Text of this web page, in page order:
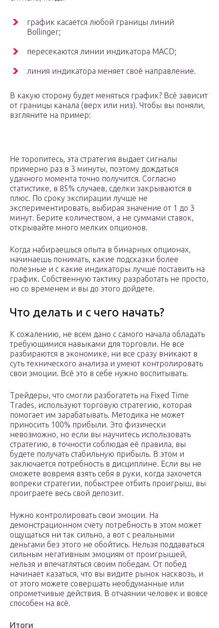
график касается любой границы линий
Bollinger;
пересекаются линии индикатора MACD;
линия индикатора меняет своё направление.
В какую сторону будет меняться график? Всё зависит
от границы канала (верх или низ). Чтобы вы поняли,
взгляните на пример:
Не торопитесь, эта стратегия выдает сигналы
примерно раз в 3 минуты, поэтому дождаться
удачного момента точно получится. Согласно
статистике, в 85% случаев, сделки закрываются в
плюс. По сроку экспирации лучше не
экспериментировать, выбирая значение от 1 до 3
минут. Берите количеством, а не суммами ставок,
открывайте много мелких опционов.
Когда набираешься опыта в бинарных опционах,
начинаешь понимать, какие подсказки более
полезные и с какие индикаторы лучше поставить на
график. Собственную тактику разработать не просто,
но со временем и вы до этого дойдете.
Что делать и с чего начать?
К сожалению, не всем дано с самого начала обладать
требующимися навыками для торговли. Не все
разбираются в экономике, ни все сразу вникают в
суть технического анализа и умеют контролировать
свои эмоции. Всё это в себе нужно воспитывать.
Трейдеры, что смогли разбогатеть на Fixed Time
Trades, используют торговую стратегию, которая
помогает им зарабатывать. Методика не может
приносить 100% прибыли. Это физически
невозможно, но если вы научитесь использовать
стратегию, в точности соблюдая её правила, вы
будете получать стабильную прибыль. В этом и
заключается потребность в дисциплине. Если вы не
сможете вовремя взять себя в руки, когда захочется
вопреки стратегии, побыстрее отбить проигрыш, вы
проиграете весь свой депозит.
Нужно контролировать свои эмоции. На
демонстрационном счету потребность в этом может
ощущаться ни так сильно, а вот с реальными
деньгами без этого не обойтись. Нельзя поддаваться
сильным негативным эмоциям от проигрышей,
нельзя и впечатляться своим победам. От побед
начинает казаться, что вы видите рынок насквозь, и
от этого можете совершать необдуманные или
опрометчивые действия. В отчаянии человек и вовсе
способен на всё.
Итоги